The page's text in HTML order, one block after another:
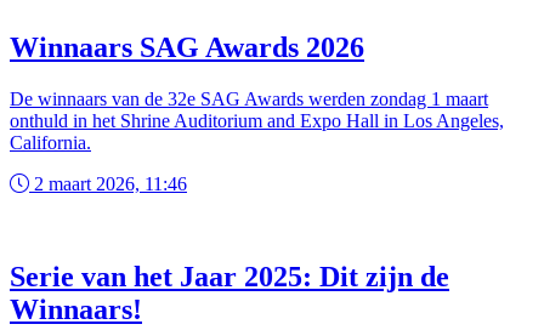
Winnaars SAG Awards 2026
De winnaars van de 32e SAG Awards werden zondag 1 maart
onthuld in het Shrine Auditorium and Expo Hall in Los Angeles,
California.
2 maart 2026, 11:46
Serie van het Jaar 2025: Dit zijn de
Winnaars!